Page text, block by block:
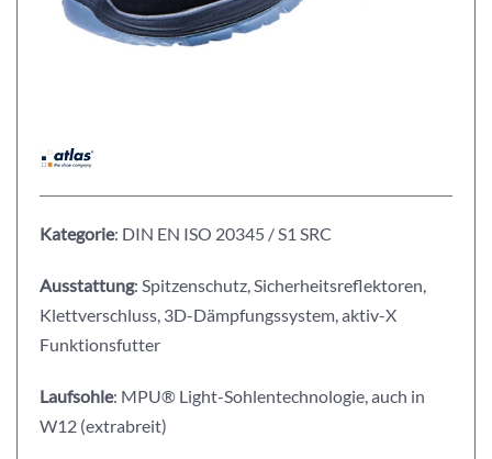
Kategorie: DIN EN ISO 20345 / S1 SRC
Ausstattung: Spitzenschutz, Sicherheitsreflektoren,
Klettverschluss, 3D-Dämpfungssystem, aktiv-X
Funktionsfutter
Laufsohle: MPU® Light-Sohlentechnologie, auch in
W12 (extrabreit)